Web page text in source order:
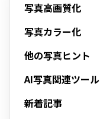
写真高画質化
写真カラー化
他の写真ヒント
AI写真関連ツール
新着記事